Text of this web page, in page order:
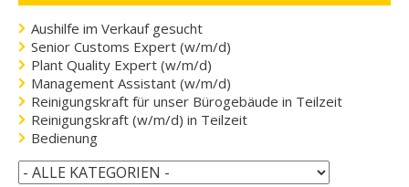
Aushilfe im Verkauf gesucht
Senior Customs Expert (w/m/d)
Plant Quality Expert (w/m/d)
Management Assistant (w/m/d)
Reinigungskraft für unser Bürogebäude in Teilzeit
Reinigungskraft (w/m/d) in Teilzeit
Bedienung